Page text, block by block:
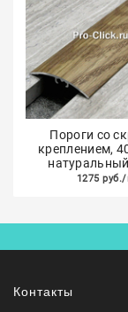
Пороги со
креплением,
1275
Контакты